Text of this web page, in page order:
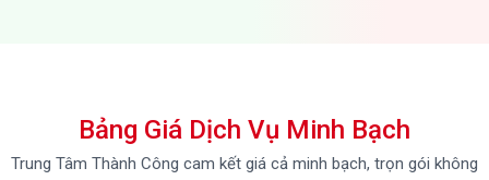
Bảng Giá Dịch Vụ Minh Bạch
Trung Tâm Thành Công cam kết giá cả minh bạch, trọn gói không